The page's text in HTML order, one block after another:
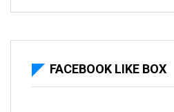
FACEBOOK LIKE BOX